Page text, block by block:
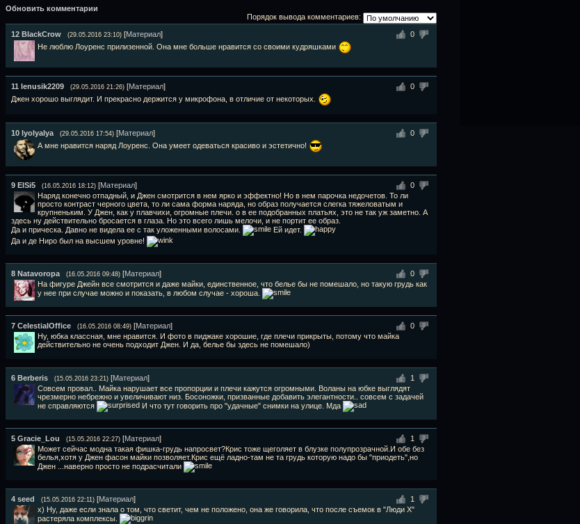
Обновить комментарии
Порядок вывода комментариев:
0
12 BlackCrow (29.05.2016 23:10) [Материал]
Не люблю Лоуренс прилизенной. Она мне больше нравится со своими кудряшками
0
11 lenusik2209 (29.05.2016 21:26) [Материал]
Джен хорошо выглядит. И прекрасно держится у микрофона, в отличие от некоторых.
0
10 lyolyalya (29.05.2016 17:54) [Материал]
А мне нравится наряд Лоуренс. Она умеет одеваться красиво и эстетично!
0
9 ElSi5 (16.05.2016 18:12) [Материал]
Наряд конечно отпадный, и Джен смотрится в нем ярко и эффектно! Но в нем парочка недочетов. То ли
просто контраст черного цвета, то ли сама форма наряда, но образ получается слегка тяжеловатым и
крупненьким. У Джен, как у плавчихи, огромные плечи. о в ее подобранных платьях, это не так уж заметно. А
здесь ну действительно бросается в глаза. Но это всего лишь мелочи, и не портит ее образ.
Да и прическа. Давно не видела ее с так уложенными волосами.
Ей идет.
Да и де Ниро был на высшем уровне!
0
8 Natavoropa (16.05.2016 09:48) [Материал]
На фигуре Джейн все смотрится и даже майки, единственное, что белье бы не помешало, но такую грудь как
у нее при случае можно и показать, в любом случае - хороша.
0
7 СelestialОffice (16.05.2016 08:49) [Материал]
Ну, юбка классная, мне нравится. И фото в пиджаке хорошие, где плечи прикрыты, потому что майка
действительно не очень подходит Джен. И да, белье бы здесь не помешало)
1
6 Berberis (15.05.2016 23:21) [Материал]
Совсем провал.. Майка нарушает все пропорции и плечи кажутся огромными. Воланы на юбке выглядят
чрезмерно небрежно и увеличивают низ. Босоножки, призванные добавить элегантности.. совсем с задачей
не справляются
И что тут говорить про "удачные" снимки на улице. Мда
1
5 Gracie_Lou (15.05.2016 22:27) [Материал]
Может сейчас модна такая фишка-грудь напросвет?Крис тоже щеголяет в блузке полупрозрачной.И обе без
белья,хотя у Джен фасон майки позволяет.Крис ещё ладно-там не та грудь которую надо бы "приодеть",но
Джен ...наверно просто не подрасчитали
1
4 seed (15.05.2016 22:11) [Материал]
х) Ну, даже если знала о том, что светит, чем не положено, она же говорила, что после съемок в "Люди Х"
растеряла комплексы.